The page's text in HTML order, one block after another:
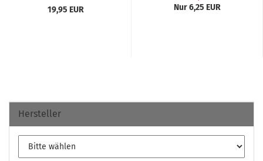
19,95 EUR
Nur 6,25 EUR
Hersteller